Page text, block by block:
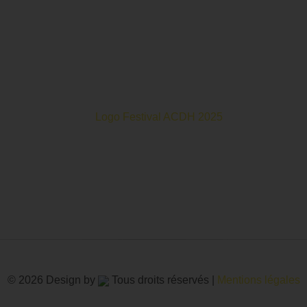
© 2026 Design by Tous droits réservés | Mentions légales